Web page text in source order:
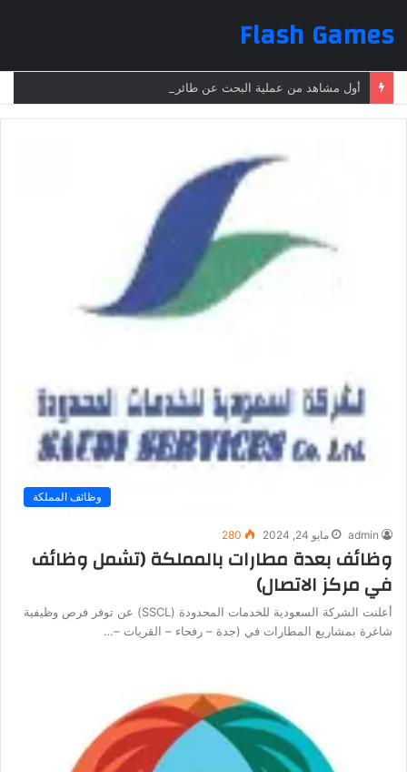
Flash Games
وظائف المملكة
admin مايو 24, 2024 280
وظائف بعدة مطارات بالمملكة (تشمل وظائف
في مركز الاتصال)
أعلنت الشركة السعودية للخدمات المحدودة (SSCL) عن توفر فرص وظيفية
شاغرة بمشاريع المطارات في (جدة – رفحاء – القريات –…